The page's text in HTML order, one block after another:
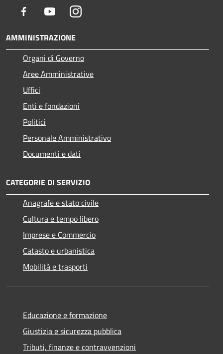
Facebook YoutubeInstagram
AMMINISTRAZIONE
Organi di Governo
Aree Amministrative
Uffici
Enti e fondazioni
Politici
Personale Amministrativo
Documenti e dati
CATEGORIE DI SERVIZIO
Anagrafe e stato civile
Cultura e tempo libero
Imprese e Commercio
Catasto e urbanistica
Mobilità e trasporti
Educazione e formazione
Giustizia e sicurezza pubblica
Tributi, finanze e contravvenzioni